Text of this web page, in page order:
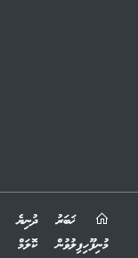
ޚަބަރު ދުނިޔެ
މުނިފޫހިފިލުވުން
ކޮލަމް